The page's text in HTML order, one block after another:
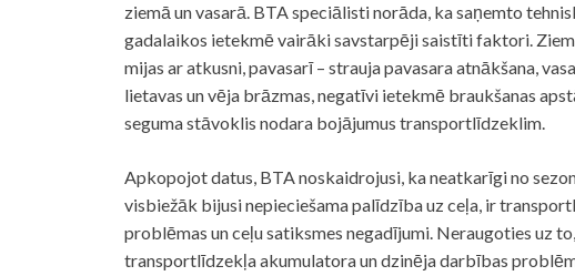
ziemā un vasarā. BTA speciālisti norāda, ka saņemto
gadalaikos ietekmē vairāki savstarpēji saistīti faktori.
mijas ar atkusni, pavasarī – strauja pavasara atnākšana,
lietavas un vēja brāzmas, negatīvi ietekmē braukšanas
seguma stāvoklis nodara bojājumus transportlīdzeklim.
Apkopojot datus, BTA noskaidrojusi, ka neatkarīgi no
visbiežāk bijusi nepieciešama palīdzība uz ceļa, ir
problēmas un ceļu satiksmes negadījumi. Neraugoties uz
transportlīdzekļa akumulatora un dzinēja darbības